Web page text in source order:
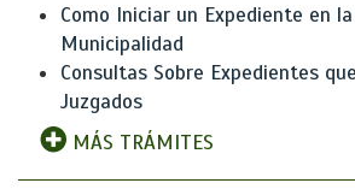
Como Iniciar un Expediente en la
Municipalidad
Consultas Sobre Expedientes
Juzgados
MÁS TRÁMITES